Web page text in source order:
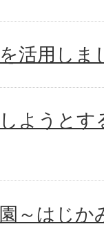
活用しま
ようとす
～はじか